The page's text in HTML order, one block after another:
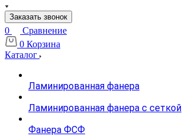
Заказать звонок
0
Сравнение
0 Корзина
Каталог
Ламинированная фанера
Ламинированная фанера с сеткой
Фанера ФСФ